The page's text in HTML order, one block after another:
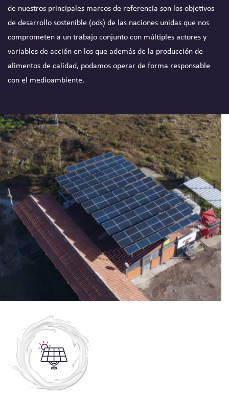
de nuestros principales marcos de referencia son los objetivos
de desarrollo sostenible (ods) de las naciones unidas que nos
comprometen a un trabajo conjunto con múltiples actores y
variables de acción en los que además de la producción de
alimentos de calidad, podamos operar de forma responsable
con el medioambiente.